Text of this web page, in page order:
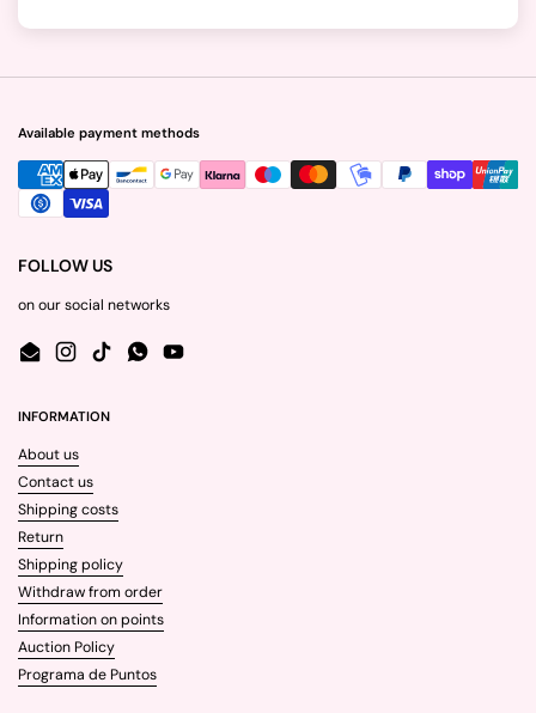
Available payment methods
FOLLOW US
on our social networks
EmailInstagram
TikTokWhatsApp
YouTube
INFORMATION
About us
Contact us
Shipping costs
Return
Shipping policy
Withdraw from order
Information on points
Auction Policy
Programa de Puntos